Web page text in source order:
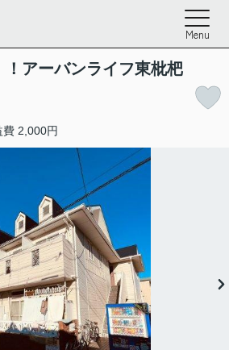
Menu
アーバンライフ東枇杷
2,000円